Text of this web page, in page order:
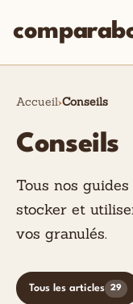
Accueil Conseils
Conseils
Tous nos
stocker et
vos granulés.
Tous les articles 29